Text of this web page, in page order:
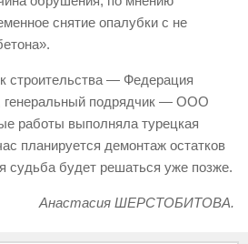
снятие опалубки с не
строительства — Федерация
генеральный подрядчик — ООО
работы выполняла турецкая
планируется демонтаж остатков
судьба будет решаться уже позже.
Анастасия ШЕРСТОБИТОВА.